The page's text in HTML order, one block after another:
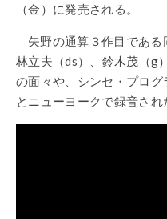
（金）に発売される。
矢野の通算３作目である
林立夫 （ds）、 鈴木茂 （g
の面々や、シンセ・プロ
とニューヨークで録音され